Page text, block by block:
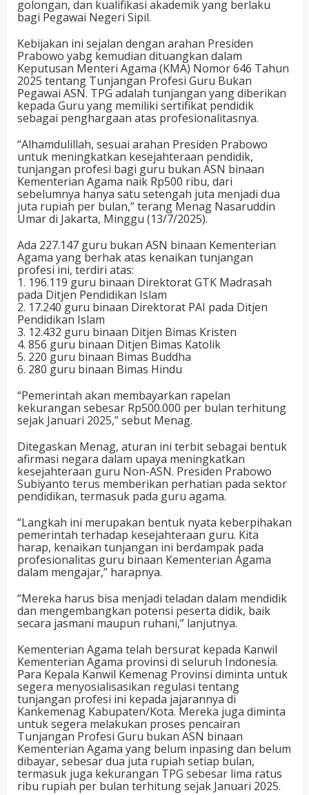
golongan, dan kualifikasi akademik yang berlaku
bagi Pegawai Negeri Sipil.
Kebijakan ini sejalan dengan arahan Presiden
Prabowo yabg kemudian dituangkan dalam
Keputusan Menteri Agama (KMA) Nomor 646 Tahun
2025 tentang Tunjangan Profesi Guru Bukan
Pegawai ASN. TPG adalah tunjangan yang diberikan
kepada Guru yang memiliki sertifikat pendidik
sebagai penghargaan atas profesionalitasnya.
“Alhamdulillah, sesuai arahan Presiden Prabowo
untuk meningkatkan kesejahteraan pendidik,
tunjangan profesi bagi guru bukan ASN binaan
Kementerian Agama naik Rp500 ribu, dari
sebelumnya hanya satu setengah juta menjadi dua
juta rupiah per bulan,” terang Menag Nasaruddin
Umar di Jakarta, Minggu (13/7/2025).
Ada 227.147 guru bukan ASN binaan Kementerian
Agama yang berhak atas kenaikan tunjangan
profesi ini, terdiri atas:
1. 196.119 guru binaan Direktorat GTK Madrasah
pada Ditjen Pendidikan Islam
2. 17.240 guru binaan Direktorat PAI pada Ditjen
Pendidikan Islam
3. 12.432 guru binaan Ditjen Bimas Kristen
4. 856 guru binaan Ditjen Bimas Katolik
5. 220 guru binaan Bimas Buddha
6. 280 guru binaan Bimas Hindu
“Pemerintah akan membayarkan rapelan
kekurangan sebesar Rp500.000 per bulan terhitung
sejak Januari 2025,” sebut Menag.
Ditegaskan Menag, aturan ini terbit sebagai bentuk
afirmasi negara dalam upaya meningkatkan
kesejahteraan guru Non-ASN. Presiden Prabowo
Subiyanto terus memberikan perhatian pada sektor
pendidikan, termasuk pada guru agama.
“Langkah ini merupakan bentuk nyata keberpihakan
pemerintah terhadap kesejahteraan guru. Kita
harap, kenaikan tunjangan ini berdampak pada
profesionalitas guru binaan Kementerian Agama
dalam mengajar,” harapnya.
“Mereka harus bisa menjadi teladan dalam mendidik
dan mengembangkan potensi peserta didik, baik
secara jasmani maupun ruhani,” lanjutnya.
Kementerian Agama telah bersurat kepada Kanwil
Kementerian Agama provinsi di seluruh Indonesia.
Para Kepala Kanwil Kemenag Provinsi diminta untuk
segera menyosialisasikan regulasi tentang
tunjangan profesi ini kepada jajarannya di
Kankemenag Kabupaten/Kota. Mereka juga diminta
untuk segera melakukan proses pencairan
Tunjangan Profesi Guru bukan ASN binaan
Kementerian Agama yang belum inpasing dan belum
dibayar, sebesar dua juta rupiah setiap bulan,
termasuk juga kekurangan TPG sebesar lima ratus
ribu rupiah per bulan terhitung sejak Januari 2025.